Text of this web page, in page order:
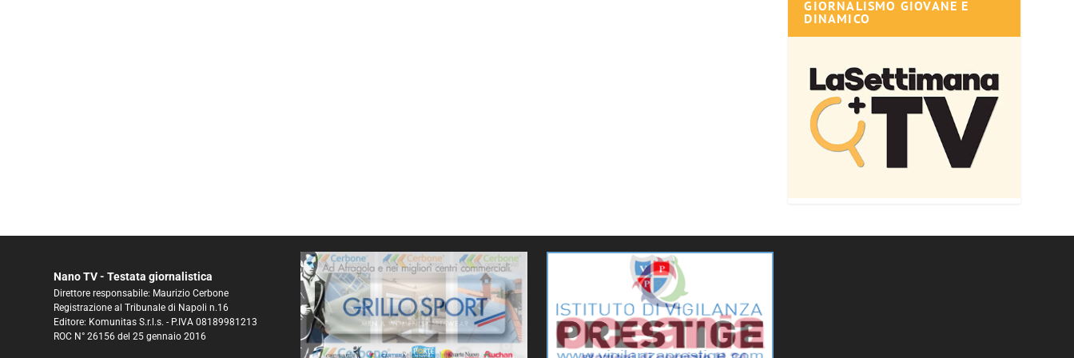
GIORNALISMO GIOVANE E
DINAMICO
Nano TV - Testata giornalistica
Direttore responsabile: Maurizio Cerbone
Registrazione al Tribunale di Napoli n.16
Editore: Komunitas S.r.l.s. - P.IVA 08189981213
ROC N° 26156 del 25 gennaio 2016